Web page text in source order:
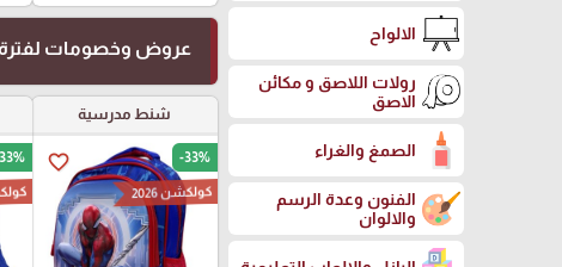
الالواح
رولات اللاصق و مكائن
الاصق
الصمغ والغراء
الفنون وعدة الرسم
والالوان
عروض وخصومات
شنط مدرسية
favorite_border -33%
كولكشن 2026